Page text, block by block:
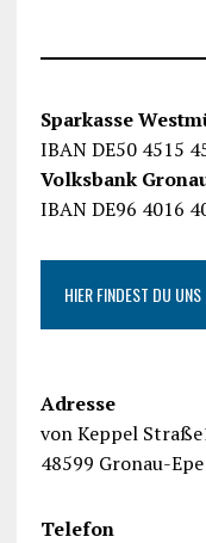
Sparkasse
IBAN DE50 4515
Volksbank
IBAN DE96 4016
HIER FINDEST DU UNS
Adresse
von Keppel
48599 Gronau-Epe
Telefon